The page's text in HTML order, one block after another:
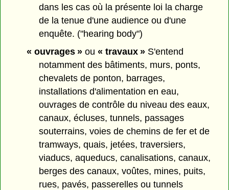
dans les cas où la présente loi la charge
de la tenue d'une audience ou d'une
enquête. ("hearing body")
« ouvrages »ou « travaux »S'entend
notamment des bâtiments, murs, ponts,
chevalets de ponton, barrages,
installations d'alimentation en eau,
ouvrages de contrôle du niveau des eaux,
canaux, écluses, tunnels, passages
souterrains, voies de chemins de fer et de
tramways, quais, jetées, traversiers,
viaducs, aqueducs, canalisations, canaux,
berges des canaux, voûtes, mines, puits,
rues, pavés, passerelles ou tunnels